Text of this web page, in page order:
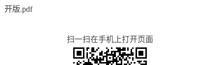
开版.pdf
扫一扫在手机上打开页面